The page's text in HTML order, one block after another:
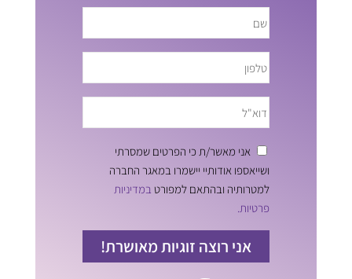
אני מאשר/ת כי הפרטים שמסרתי
ושייאספו אודותיי יישמרו במאגר החברה
למטרותיה ובהתאם למפורט במדיניות
פרטיות.
אני רוצה זוגיות מאושרת!